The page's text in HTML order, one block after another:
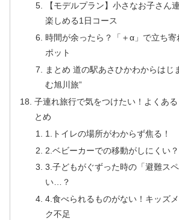
【モデルプラン】小さなお子さん
楽しめる1日コース
時間が余ったら？「＋α」で立ち寄
ポット
まとめ 道の駅あさひかわからはじ
む旭川旅”
子連れ旅行で気をつけたい！よくあ
とめ
1.トイレの場所がわからず焦る！
2.ベビーカーでの移動がしにくい？
3.子どもがぐずった時の「避難ス
い…？
4.食べられるものがない！キッズ
ク不足